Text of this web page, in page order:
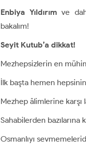
Enbiya Yıldırımve
bakalım!
Seyit Kutub’a dikkat!
Mezhepsizlerin en
İlk başta hemen hepsinin
Mezhep âlimlerine karşı
Sahabilerden bazılarına
Osmanlıyı